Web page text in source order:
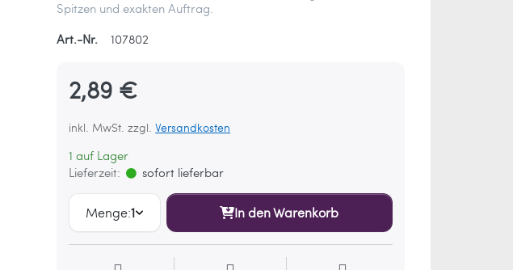
Spitzen und exakten Auftrag.
Art.-Nr.
107802
2,89 €
inkl. MwSt. zzgl.Versandkosten
1 auf Lager
Lieferzeit:
sofort lieferbar
Menge:1 In den Warenkorb